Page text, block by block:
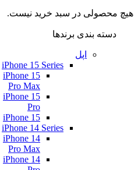
هیچ محصولی در سبد خرید نیست.
دسته بندی برندها
اپل
iPhone 15 Series
iPhone 15
Pro Max
iPhone 15
Pro
iPhone 15
iPhone 14 Series
iPhone 14
Pro Max
iPhone 14